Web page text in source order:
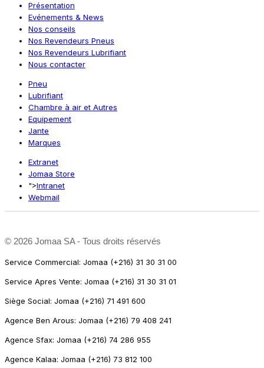
Présentation
Evénements & News
Nos conseils
Nos Revendeurs Pneus
Nos Revendeurs Lubrifiant
Nous contacter
Pneu
Lubrifiant
Chambre à air et Autres
Equipement
Jante
Marques
Extranet
Jomaa Store
">Intranet
Webmail
© 2026 Jomaa SA - Tous droits réservés
Service Commercial: Jomaa (+216) 31 30 31 00
Service Apres Vente: Jomaa (+216) 31 30 31 01
Siège Social: Jomaa (+216) 71 491 600
Agence Ben Arous: Jomaa (+216) 79 408 241
Agence Sfax: Jomaa (+216) 74 286 955
Agence Kalaa: Jomaa (+216) 73 812 100